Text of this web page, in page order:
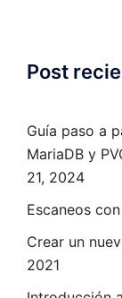
Post
Guía paso a
MariaDB y
21, 2024
Escaneos
Crear un
2021